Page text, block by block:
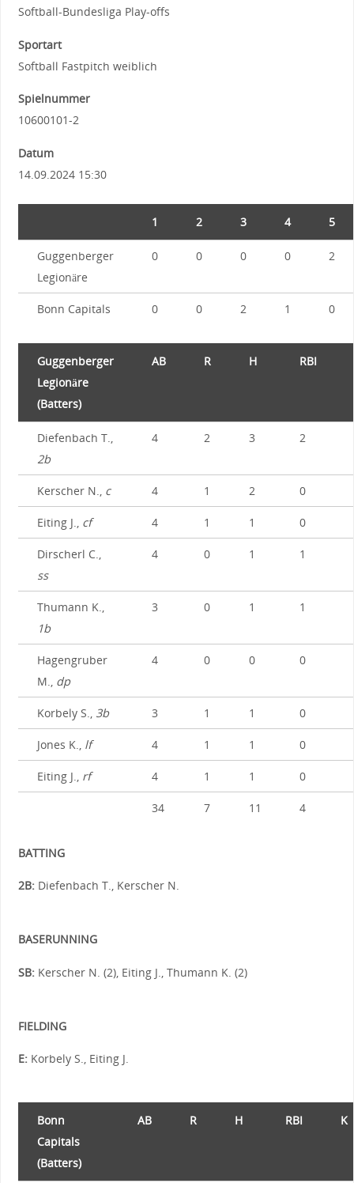
Softball-Bundesliga Play-offs
Sportart
Softball Fastpitch weiblich
Spielnummer
10600101-2
Datum
14.09.2024 15:30
1 2 3 4 5
Guggenberger
Legionäre
0 0 0 0 2
Bonn Capitals 0 0 2 1 0
Guggenberger
Legionäre
(Batters)
AB R H RBI
Diefenbach T.,
2b
4 2 3 2
Kerscher N., c 4 1 2 0
Eiting J., cf 4 1 1 0
Dirscherl C.,
ss
4 0 1 1
Thumann K.,
1b
3 0 1 1
Hagengruber
M., dp
4 0 0 0
Korbely S., 3b 3 1 1 0
Jones K., lf 4 1 1 0
Eiting J., rf 4 1 1 0
34 7 11 4
BATTING
2B:Diefenbach T., Kerscher N.
BASERUNNING
SB:Kerscher N. (2), Eiting J., Thumann K. (2)
FIELDING
E:Korbely S., Eiting J.
Bonn
Capitals
(Batters)
AB R H RBI K